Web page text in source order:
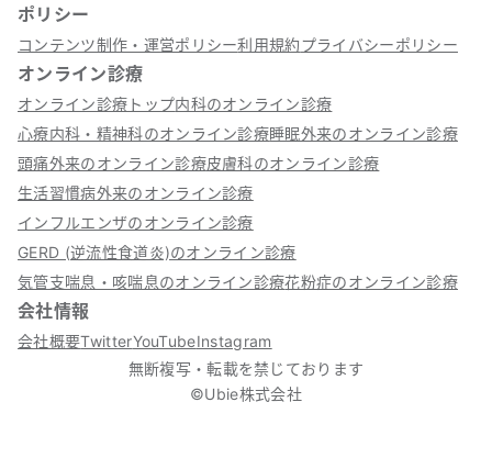
ポリシー
コンテンツ制作・運営ポリシー利用規約プライバシーポリシー
オンライン診療
オンライン診療トップ内科のオンライン診療
心療内科・精神科のオンライン診療睡眠外来のオンライン診療
頭痛外来のオンライン診療皮膚科のオンライン診療
生活習慣病外来のオンライン診療
インフルエンザのオンライン診療
GERD (逆流性食道炎)のオンライン診療
気管支喘息・咳喘息のオンライン診療花粉症のオンライン診療
会社情報
会社概要TwitterYouTubeInstagram
無断複写・転載を禁じております
©Ubie株式会社